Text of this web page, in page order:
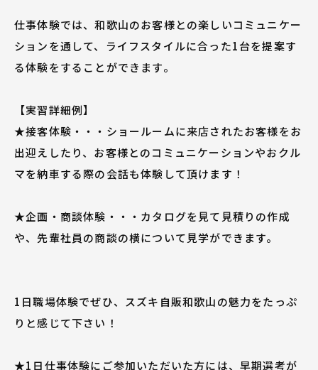
★和歌山県が好きな方
★人と接することが好きな方
★人の話を聴くことが好きな方
（もちろん、車に今まで携ってこなかった方も大丈夫で
す!!）
若手社員や女性社員が多数活躍しております!
ぜひ会社説明会にご参加いただき、当社の活気あふれる
仕事体験では、和歌山のお客様との楽しいコミュニケー
ションを通して、ライフスタイルに合った1台を提案す
る体験をすることができます。
【実習詳細例】
★接客体験・・・ショールームに来店されたお客様をお
出迎えしたり、お客様とのコミュニケーションやおクル
マを納車する際の会話も体験して頂けます！
★企画・商談体験・・・カタログを見て見積りの作成
や、先輩社員の商談の横について見学ができます。
1日職場体験でぜひ、スズキ自販和歌山の魅力をたっぷ
りと感じて下さい！
★1日仕事体験にご参加いただいた方には、早期選考が